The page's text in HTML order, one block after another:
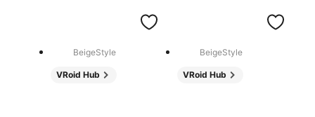
BeigeStyle
VRoid Hub
BeigeStyle
VRoid Hub